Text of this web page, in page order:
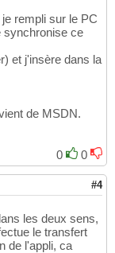
rempli sur le PC
synchronise ce
et j'insère dans la
de MSDN.
0
0
#4
les deux sens,
le transfert
de l'appli, ca